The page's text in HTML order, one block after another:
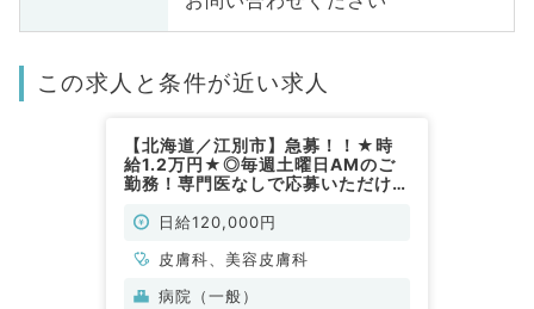
この求人と条件が近い求人
【北海道／江別市】急募！！★時
給1.2万円★◎毎週土曜日AMのご
勤務！専門医なしで応募いただけま
日給120,000円
皮膚科、美容皮膚科
病院（一般）